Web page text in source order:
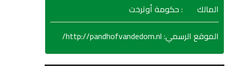
المالك
: حكومة أوترخت
الموقع الرسمي:
http://pandhofvandedom.nl/